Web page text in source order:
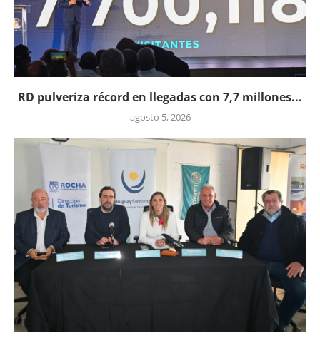
RD pulveriza récord en llegadas con 7,7 millones...
agosto 5, 2026